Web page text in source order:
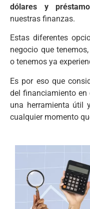
dólares y
nuestras finanzas.
Estas diferentes
negocio que
o tenemos ya
Es por eso que
del financiamiento en
una herramienta útil
cualquier momento